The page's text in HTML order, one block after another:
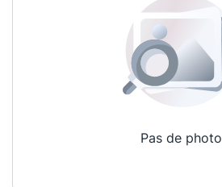
Pas de photo